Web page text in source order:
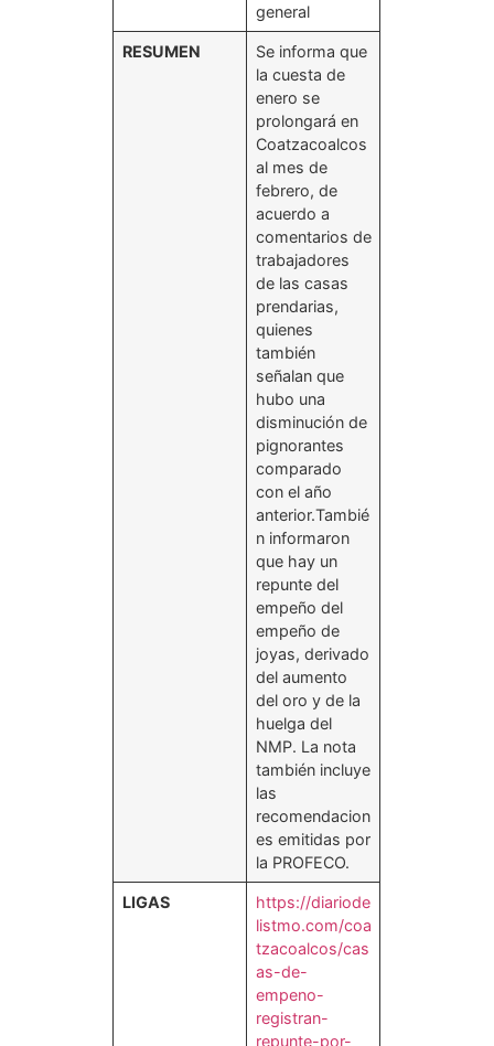
general
RESUMEN
Se informa que
la cuesta de
enero se
prolongará en
Coatzacoalcos
al mes de
febrero, de
acuerdo a
comentarios de
trabajadores
de las casas
prendarias,
quienes
también
señalan que
hubo una
disminución de
pignorantes
comparado
con el año
anterior.Tambié
n informaron
que hay un
repunte del
empeño del
empeño de
joyas, derivado
del aumento
del oro y de la
huelga del
NMP. La nota
también incluye
las
recomendacion
es emitidas por
la PROFECO.
LIGAS
https://diariode
listmo.com/coa
tzacoalcos/cas
as-de-
empeno-
registran-
repunte-por-